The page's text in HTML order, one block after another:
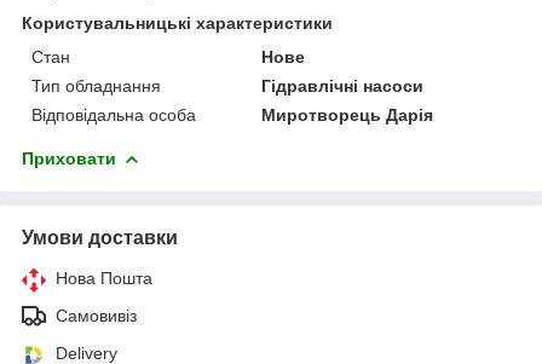
Користувальницькі характеристики
Стан
Нове
Тип обладнання
Гідравлічні насоси
Відповідальна особа
Миротворець Дарія
Приховати
Умови доставки
Нова Пошта
Самовивіз
Delivery